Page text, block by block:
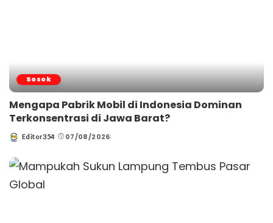
Sosok
Mengapa Pabrik Mobil di Indonesia Dominan
Terkonsentrasi di Jawa Barat?
Posted
Editor354 07/08/2026